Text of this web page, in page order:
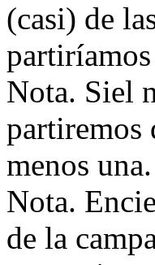
(casi) de
Nota. Siel
partiremos
menos una.
Nota.
de la